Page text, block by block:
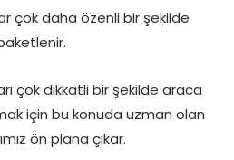
çok daha özenli bir şekilde
çok dikkatli bir şekilde araca
için bu konuda uzman olan
ön plana çıkar.